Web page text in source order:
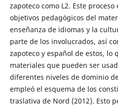
zapoteco como L2. Este
objetivos pedagógicos del
enseñanza de idiomas y la
parte de los involucrados, así
zapoteco y español de estos, lo
materiales que pueden ser
diferentes niveles de dominio
empleó el esquema de los
traslativa de Nord (2012). Esto